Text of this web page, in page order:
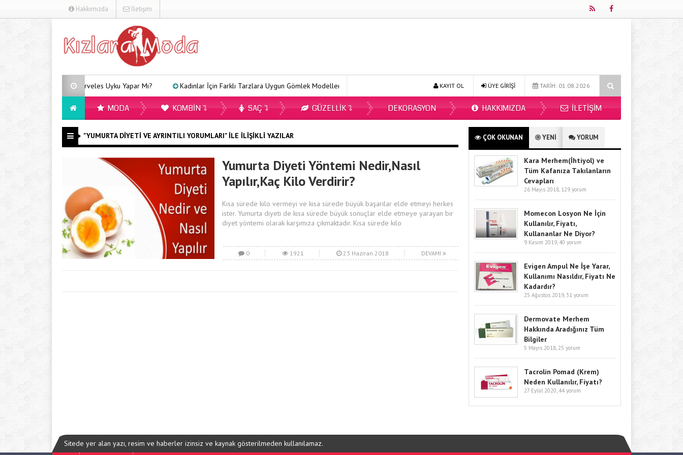
Hakkımızda İletişim
Arveles Uyku Yapar Mı? Kadınlar İçin Farklı Tarzlara Uygun Gömlek Modelleri Ecopirin Reçetesiz Alınır Mı 2026? Online Diyetisyen ile Sağlıklı Beslenmenin Yeni Adresi:
TARİH: 01.08.2026
ÜYE GİRİŞİ
KAYIT OL
MODA KOMBIN SAÇ GÜZELLIK DEKORASYON HAKKIMIZDA İLETIŞIM
"YUMURTA DIYETI VE AYRINTILI YORUMLARI" ILE İLIŞIKLI YAZILAR
Yumurta Diyeti Yöntemi Nedir,Nasıl
Yapılır,Kaç Kilo Verdirir?
Kısa sürede kilo vermeyi ve kısa sürede büyük başarılar elde etmeyi herkes
ister. Yumurta diyeti de kısa sürede büyük sonuçlar elde etmeye yarayan bir
diyet yöntemi olarak karşımıza çıkmaktadır. Kısa sürede kilo
0 1921 23 Haziran 2018 DEVAMI
ÇOK OKUNAN YENİ YORUM
Kara Merhem(İhtiyol) ve
Tüm Kafanıza Takılanların
Cevapları
26 Mayıs 2018, 129 yorum
Momecon Losyon Ne İçin
Kullanılır, Fiyatı,
Kullananlar Ne Diyor?
9 Kasım 2019,40 yorum
Evigen Ampul Ne İşe Yarar,
Kullanımı Nasıldır, Fiyatı Ne
Kadardır?
25 Ağustos 2019, 31 yorum
Dermovate Merhem
Hakkında Aradığınız Tüm
Bilgiler
5 Mayıs 2018, 25 yorum
Tacrolin Pomad (Krem)
Neden Kullanılır, Fiyatı?
27 Eylül 2020,44 yorum
Sitede yer alan yazı, resim ve haberler izinsiz ve kaynak gösterilmeden kullanılamaz.